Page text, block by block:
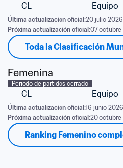
CL Equipo
Última actualización oficial:20 julio 2026
Próxima actualización oficial:07 octubre
Toda la Clasificación
Femenina
Periodo de partidos cerrado
CL Equipo
Última actualización oficial:16 junio 2026
Próxima actualización oficial:20 octubre
Ranking Femenino